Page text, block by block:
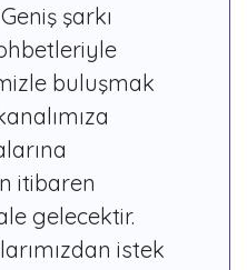
şarkı
buluşmak
itibaren
gelecektir.
istek